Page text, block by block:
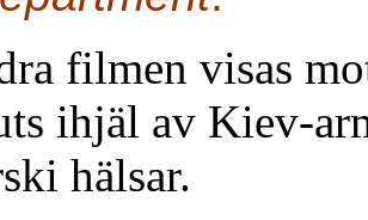
filmen visas
ihjäl av Kiev-
hälsar.